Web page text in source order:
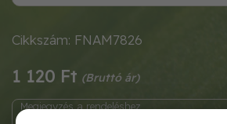
Cikkszám: FNAM7826
1 120 Ft